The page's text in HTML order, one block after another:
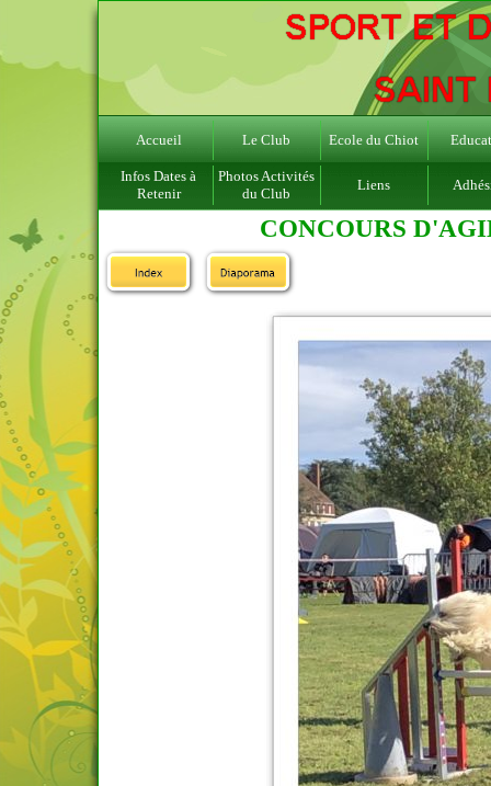
Accueil Le Club Ecole du Chiot
Infos Dates à
Retenir
Photos Activités
du Club
Liens
CONCOURS